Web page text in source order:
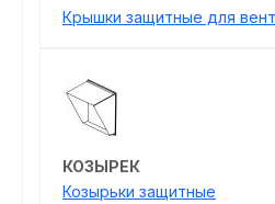
Крышки защитные для
КОЗЫРЕК
Козырьки защитные